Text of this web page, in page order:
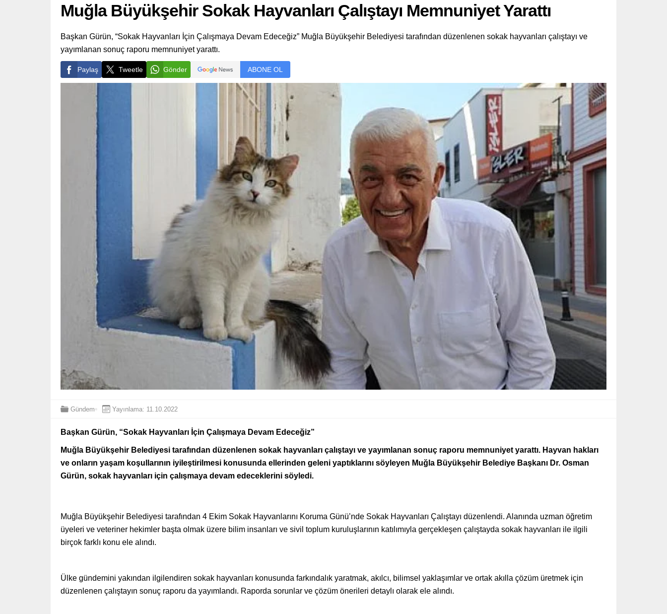
Muğla Büyükşehir Sokak Hayvanları Çalıştayı Memnuniyet Yarattı
Başkan Gürün, “Sokak Hayvanları İçin Çalışmaya Devam Edeceğiz” Muğla Büyükşehir Belediyesi tarafından düzenlenen sokak hayvanları çalıştayı ve
yayımlanan sonuç raporu memnuniyet yarattı.
Paylaş Tweetle Gönder ABONE OL
Gündem Yayınlama: 11.10.2022
Başkan Gürün, “Sokak Hayvanları İçin Çalışmaya Devam Edeceğiz”
Muğla Büyükşehir Belediyesi tarafından düzenlenen sokak hayvanları çalıştayı ve yayımlanan sonuç raporu memnuniyet yarattı. Hayvan hakları
ve onların yaşam koşullarının iyileştirilmesi konusunda ellerinden geleni yaptıklarını söyleyen Muğla Büyükşehir Belediye Başkanı Dr. Osman
Gürün, sokak hayvanları için çalışmaya devam edeceklerini söyledi.
Muğla Büyükşehir Belediyesi tarafından 4 Ekim Sokak Hayvanlarını Koruma Günü’nde Sokak Hayvanları Çalıştayı düzenlendi. Alanında uzman öğretim
üyeleri ve veteriner hekimler başta olmak üzere bilim insanları ve sivil toplum kuruluşlarının katılımıyla gerçekleşen çalıştayda sokak hayvanları ile ilgili
birçok farklı konu ele alındı.
Ülke gündemini yakından ilgilendiren sokak hayvanları konusunda farkındalık yaratmak, akılcı, bilimsel yaklaşımlar ve ortak akılla çözüm üretmek için
düzenlenen çalıştayın sonuç raporu da yayımlandı. Raporda sorunlar ve çözüm önerileri detaylı olarak ele alındı.